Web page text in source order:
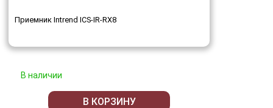
Приемник Intrend ICS-IR-RX8
В наличии
В КОРЗИНУ